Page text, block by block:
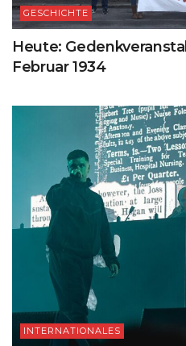
GESCHICHTE
Heute:
Februar 1934
INTERNATIONALES